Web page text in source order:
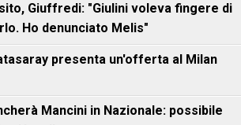
Giuffredi: "Giulini voleva fingere di
Ho denunciato Melis"
presenta un'offerta al Milan
Mancini in Nazionale: possibile